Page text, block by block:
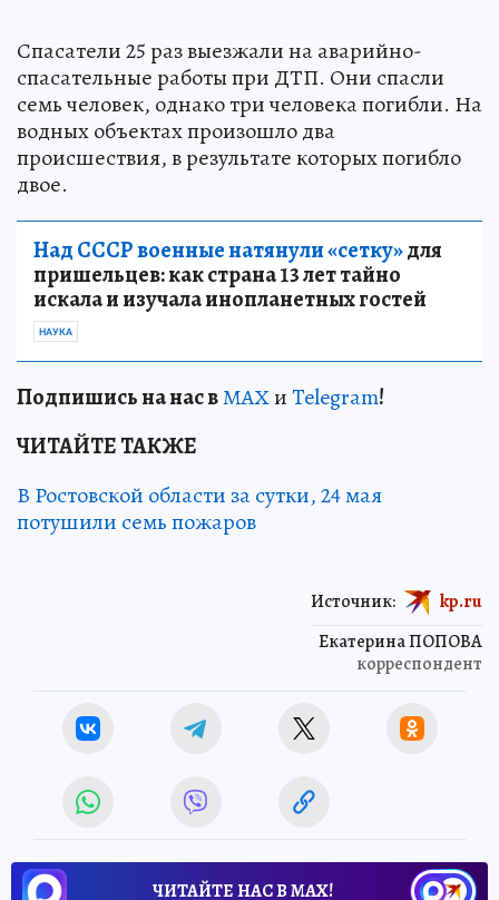
Спасатели 25 раз выезжали на аварийно-
спасательные работы при ДТП. Они спасли
семь человек, однако три человека погибли. На
водных объектах произошло два
происшествия, в результате которых погибло
двое.
Над СССР военные натянули «сетку»для
пришельцев: как страна 13 лет тайно
искала и изучала инопланетных гостей
НАУКА
Подпишись на нас вМАХиTelegram!
ЧИТАЙТЕ ТАКЖЕ
В Ростовской области за сутки, 24 мая
потушили семь пожаров
Екатерина ПОПОВА
корреспондент
Источник: kp.ru
ЧИТАЙТЕ НАС В МАХ!